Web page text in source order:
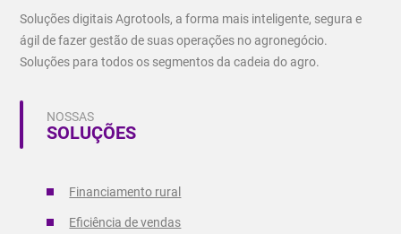
Soluções digitais Agrotools, a forma mais inteligente, segura e
ágil de fazer gestão de suas operações no agronegócio.
Soluções para todos os segmentos da cadeia do agro.
NOSSAS
SOLUÇÕES
Financiamento rural
Eficiência de vendas